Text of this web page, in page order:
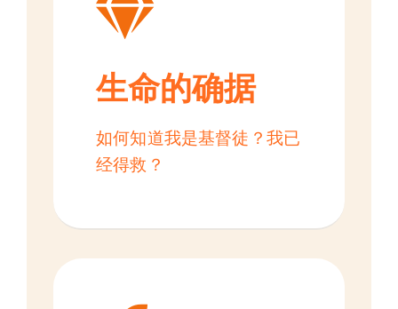
生命的确据
如何知道我是基督徒？我已
经得救？